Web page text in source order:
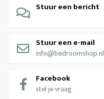
Stuur een bericht
Stuur een e-mail
info@bedroomshop.nl
Facebook
stel je vraag